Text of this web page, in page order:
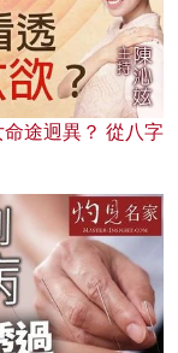
途迥異？ 從八字